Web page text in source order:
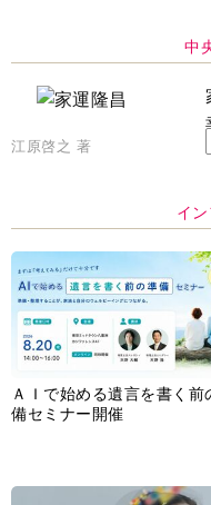
中
江原啓之 著
イ
ＡＩで始める遺言を書く前
備セミナー開催